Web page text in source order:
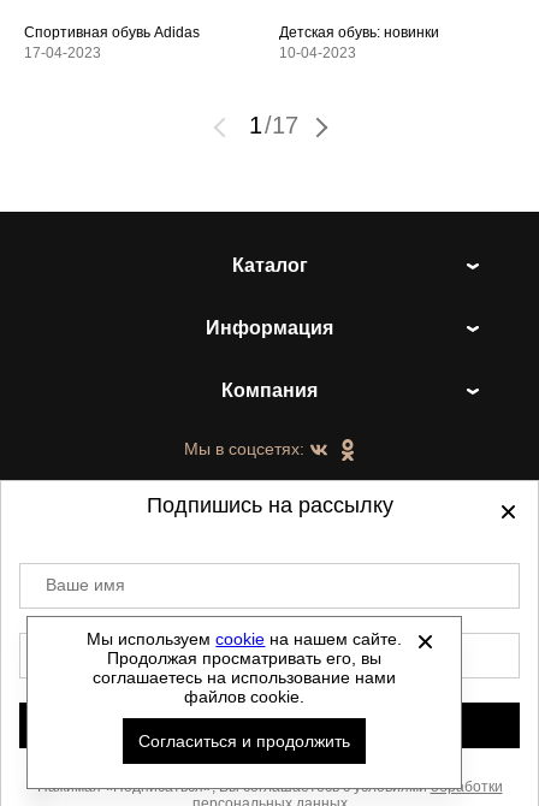
Спортивная обувь Adidas
17-04-2023
Детская обувь: новинки
10-04-2023
1/17
Каталог
Информация
Компания
Мы в соцсетях:
©2021-2026 - ShoesTown.ru - все права
защищены.
Данный сайт не является интернет магазином и
не является публичной офертой.
Политика обработки персональных данных
Автоматизировано -
Скачать прайс
Мы используемcookie на нашем сайте.
Продолжая просматривать его, вы
соглашаетесь на использование нами
файлов cookie.
Согласиться и продолжить
Подпишись на рассылку
Ваше имя
Нажимая «Подписаться», Вы соглашаетесь с условиямиобработки